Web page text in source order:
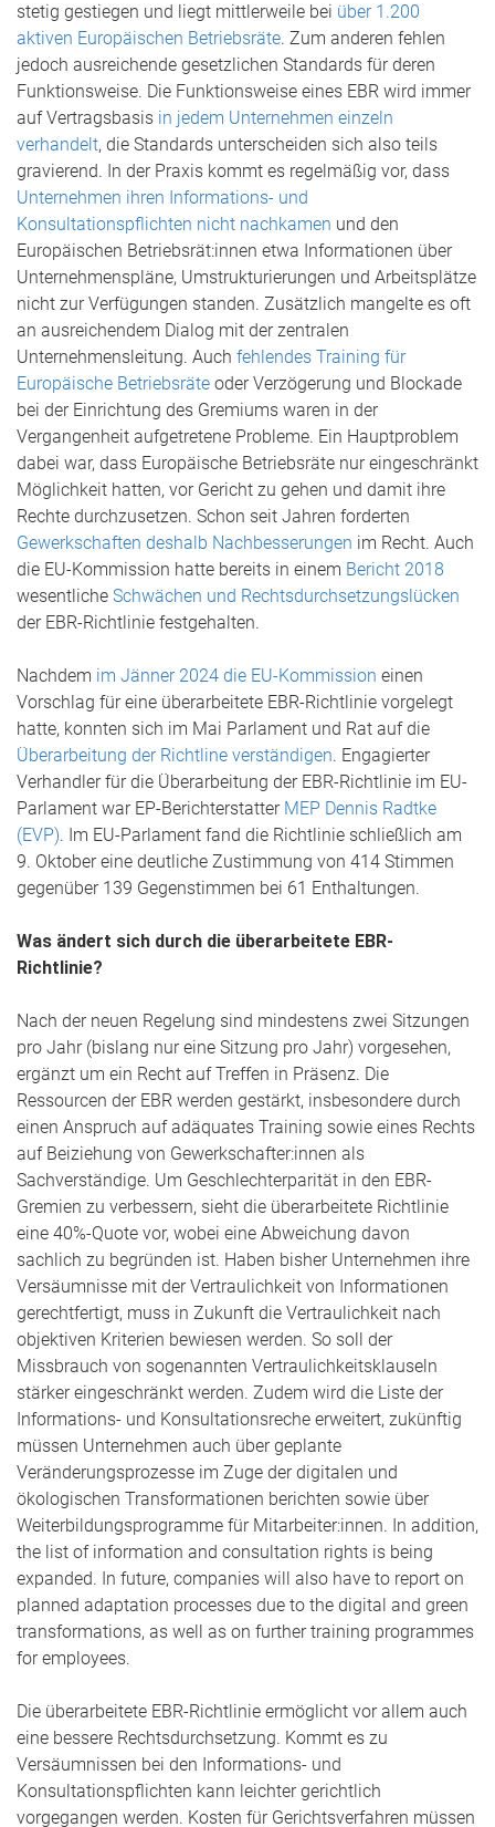
stetig gestiegen und liegt mittlerweile bei über 1.200
aktiven Europäischen Betriebsräte. Zum anderen fehlen
jedoch ausreichende gesetzlichen Standards für deren
Funktionsweise. Die Funktionsweise eines EBR wird immer
auf Vertragsbasis in jedem Unternehmen einzeln
verhandelt, die Standards unterscheiden sich also teils
gravierend. In der Praxis kommt es regelmäßig vor, dass
Unternehmen ihren Informations- und
Konsultationspflichten nicht nachkamen und den
Europäischen Betriebsrät:innen etwa Informationen über
Unternehmenspläne, Umstrukturierungen und Arbeitsplätze
nicht zur Verfügungen standen. Zusätzlich mangelte es oft
an ausreichendem Dialog mit der zentralen
Unternehmensleitung. Auch fehlendes Training für
Europäische Betriebsräte oder Verzögerung und Blockade
bei der Einrichtung des Gremiums waren in der
Vergangenheit aufgetretene Probleme. Ein Hauptproblem
dabei war, dass Europäische Betriebsräte nur eingeschränkt
Möglichkeit hatten, vor Gericht zu gehen und damit ihre
Rechte durchzusetzen. Schon seit Jahren forderten
Gewerkschaften deshalb Nachbesserungen im Recht. Auch
die EU-Kommission hatte bereits in einem Bericht 2018
wesentliche Schwächen und Rechtsdurchsetzungslücken
der EBR-Richtlinie festgehalten.
Nachdem im Jänner 2024 die EU-Kommission einen
Vorschlag für eine überarbeitete EBR-Richtlinie vorgelegt
hatte, konnten sich im Mai Parlament und Rat auf die
Überarbeitung der Richtline verständigen. Engagierter
Verhandler für die Überarbeitung der EBR-Richtlinie im EU-
Parlament war EP-Berichterstatter MEP Dennis Radtke
(EVP). Im EU-Parlament fand die Richtlinie schließlich am
9. Oktober eine deutliche Zustimmung von 414 Stimmen
gegenüber 139 Gegenstimmen bei 61 Enthaltungen.
Was ändert sich durch die überarbeitete EBR-
Richtlinie?
Nach der neuen Regelung sind mindestens zwei Sitzungen
pro Jahr (bislang nur eine Sitzung pro Jahr) vorgesehen,
ergänzt um ein Recht auf Treffen in Präsenz. Die
Ressourcen der EBR werden gestärkt, insbesondere durch
einen Anspruch auf adäquates Training sowie eines Rechts
auf Beiziehung von Gewerkschafter:innen als
Sachverständige. Um Geschlechterparität in den EBR-
Gremien zu verbessern, sieht die überarbeitete Richtlinie
eine 40%-Quote vor, wobei eine Abweichung davon
sachlich zu begründen ist. Haben bisher Unternehmen ihre
Versäumnisse mit der Vertraulichkeit von Informationen
gerechtfertigt, muss in Zukunft die Vertraulichkeit nach
objektiven Kriterien bewiesen werden. So soll der
Missbrauch von sogenannten Vertraulichkeitsklauseln
stärker eingeschränkt werden. Zudem wird die Liste der
Informations- und Konsultationsreche erweitert, zukünftig
müssen Unternehmen auch über geplante
Veränderungsprozesse im Zuge der digitalen und
ökologischen Transformationen berichten sowie über
Weiterbildungsprogramme für Mitarbeiter:innen. In addition,
the list of information and consultation rights is being
expanded. In future, companies will also have to report on
planned adaptation processes due to the digital and green
transformations, as well as on further training programmes
for employees.
Die überarbeitete EBR-Richtlinie ermöglicht vor allem auch
eine bessere Rechtsdurchsetzung. Kommt es zu
Versäumnissen bei den Informations- und
Konsultationspflichten kann leichter gerichtlich
vorgegangen werden. Kosten für Gerichtsverfahren müssen